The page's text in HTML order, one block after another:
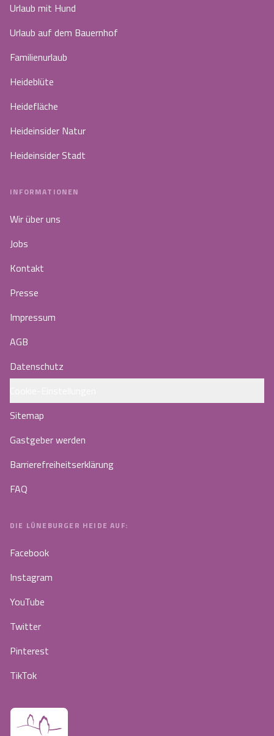
Urlaub mit Hund
Urlaub auf dem Bauernhof
Familienurlaub
Heideblüte
Heidefläche
Heideinsider Natur
Heideinsider Stadt
INFORMATIONEN
Wir über uns
Jobs
Kontakt
Presse
Impressum
AGB
Datenschutz
Sitemap
Gastgeber werden
Barrierefreiheitserklärung
FAQ
DIE LÜNEBURGER HEIDE AUF:
Facebook
Instagram
YouTube
Twitter
Pinterest
TikTok